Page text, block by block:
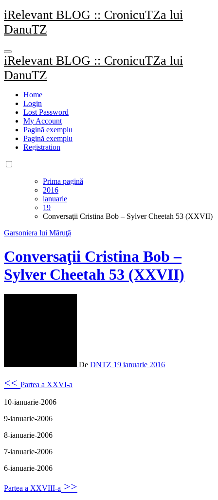
Sari
la
conținut
iRelevant BLOG :: CronicuTZa lui
DanuTZ
iRelevant BLOG :: CronicuTZa lui
DanuTZ
Home
Login
Lost Password
My Account
Pagină exemplu
Pagină exemplu
Registration
Prima pagină
2016
ianuarie
19
Conversaţii Cristina Bob – Sylver Cheetah 53 (XXVII)
Garsoniera lui Măruţă
Conversaţii Cristina Bob –
Sylver Cheetah 53 (XXVII)
De DNTZ 19 ianuarie 2016
<< Partea a XXVI-a
10-ianuarie-2006
9-ianuarie-2006
8-ianuarie-2006
7-ianuarie-2006
6-ianuarie-2006
Partea a XXVIII-a >>